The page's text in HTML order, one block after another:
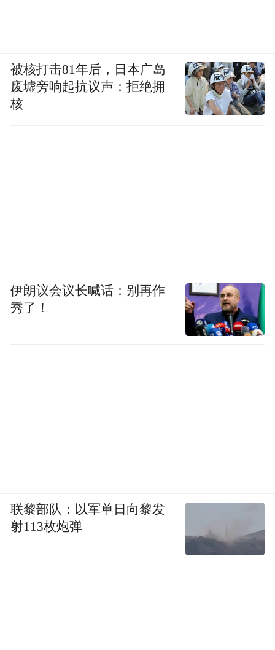
被核打击81年后，日本广岛
废墟旁响起抗议声：拒绝拥
核
伊朗议会议长喊话：别再作
秀了！
联黎部队：以军单日向黎发
射113枚炮弹